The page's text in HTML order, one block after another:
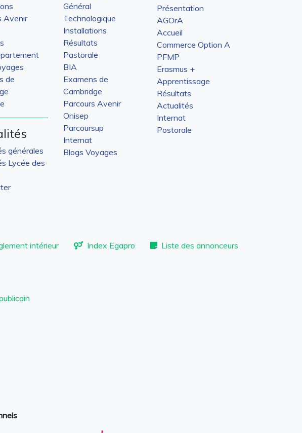
Avenir
de
générales
Lycée des
Général
Technologique
Installations
Résultats
Pastorale
BIA
Examens de
Cambridge
Parcours Avenir
Onisep
Parcoursup
Internat
Blogs Voyages
Présentation
AGOrA
Accueil
Commerce Option A
PFMP
Erasmus +
Apprentissage
Résultats
Actualités
Internat
Postorale
intérieur Index Egapro Liste des annonceurs